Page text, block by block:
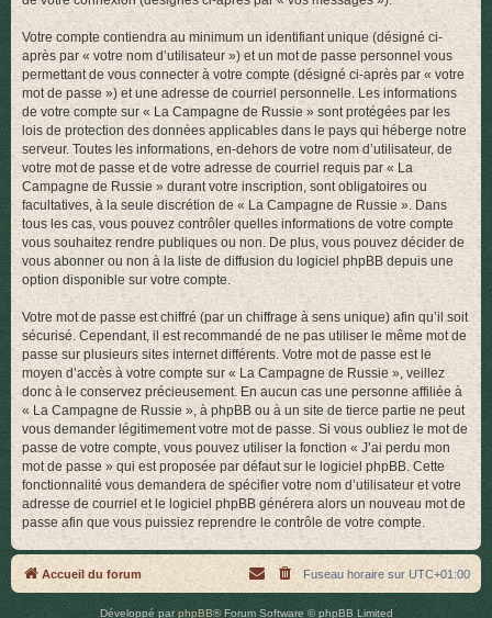
Votre compte contiendra au minimum un identifiant unique (désigné ci-
après par « votre nom d’utilisateur ») et un mot de passe personnel vous
permettant de vous connecter à votre compte (désigné ci-après par « votre
mot de passe ») et une adresse de courriel personnelle. Les informations
de votre compte sur « La Campagne de Russie » sont protégées par les
lois de protection des données applicables dans le pays qui héberge notre
serveur. Toutes les informations, en-dehors de votre nom d’utilisateur, de
votre mot de passe et de votre adresse de courriel requis par « La
Campagne de Russie » durant votre inscription, sont obligatoires ou
facultatives, à la seule discrétion de « La Campagne de Russie ». Dans
tous les cas, vous pouvez contrôler quelles informations de votre compte
vous souhaitez rendre publiques ou non. De plus, vous pouvez décider de
vous abonner ou non à la liste de diffusion du logiciel phpBB depuis une
option disponible sur votre compte.
Votre mot de passe est chiffré (par un chiffrage à sens unique) afin qu’il soit
sécurisé. Cependant, il est recommandé de ne pas utiliser le même mot de
passe sur plusieurs sites internet différents. Votre mot de passe est le
moyen d’accès à votre compte sur « La Campagne de Russie », veillez
donc à le conservez précieusement. En aucun cas une personne affiliée à
« La Campagne de Russie », à phpBB ou à un site de tierce partie ne peut
vous demander légitimement votre mot de passe. Si vous oubliez le mot de
passe de votre compte, vous pouvez utiliser la fonction « J’ai perdu mon
mot de passe » qui est proposée par défaut sur le logiciel phpBB. Cette
fonctionnalité vous demandera de spécifier votre nom d’utilisateur et votre
adresse de courriel et le logiciel phpBB générera alors un nouveau mot de
passe afin que vous puissiez reprendre le contrôle de votre compte.
Accueil du forum Fuseau horaire sur UTC+01:00
Développé parphpBB® Forum Software © phpBB Limited